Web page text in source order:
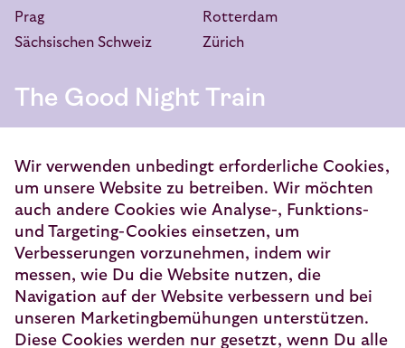
Prag
Rotterdam
Sächsischen Schweiz
Zürich
The Good Night Train
Vondellaan 144
3521 GH Utrecht
info@europeansleeper.eu
KVK 86040472
Wir verwenden unbedingt erforderliche Cookies,
um unsere Website zu betreiben. Wir möchten
auch andere Cookies wie Analyse-, Funktions-
und Targeting-Cookies einsetzen, um
Verbesserungen vorzunehmen, indem wir
messen, wie Du die Website nutzen, die
Navigation auf der Website verbessern und bei
unseren Marketingbemühungen unterstützen.
Diese Cookies werden nur gesetzt, wenn Du alle